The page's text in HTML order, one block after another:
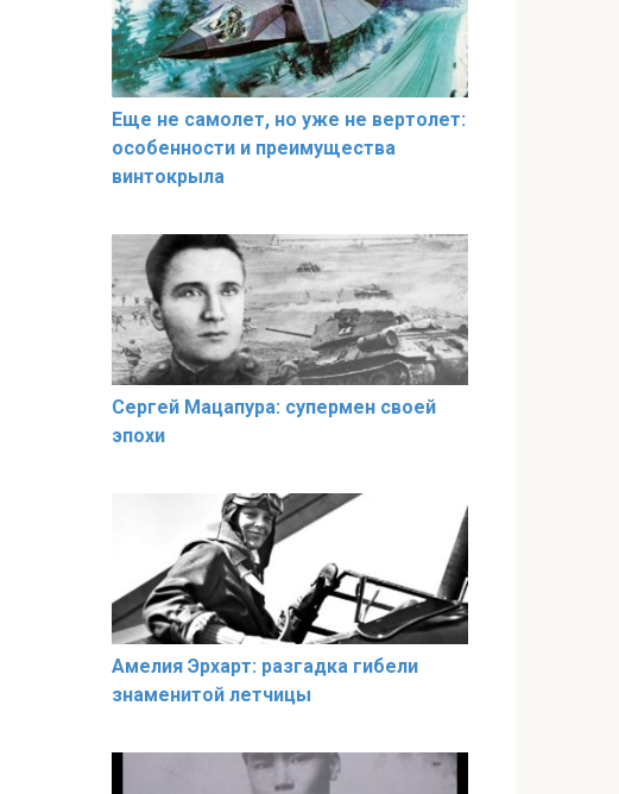
Еще не самолет, но уже не вертолет:
особенности и преимущества
винтокрыла
Сергей Мацапура: супермен своей
эпохи
Амелия Эрхарт: разгадка гибели
знаменитой летчицы